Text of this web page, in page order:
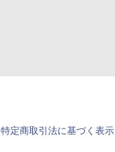
特定商取引法に基づく表示